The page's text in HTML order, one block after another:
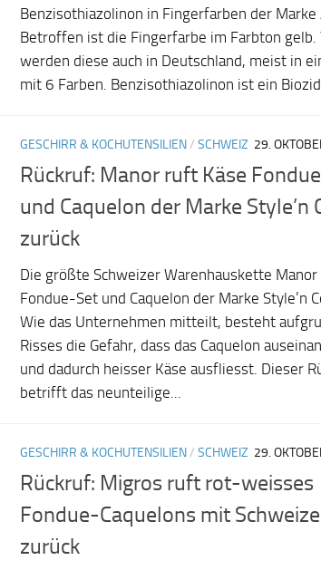
Benzisothiazolinon in Fingerfarben der Marke
Betroffen ist die Fingerfarbe im Farbton gelb.
werden diese auch in Deutschland, meist in
mit 6 Farben. Benzisothiazolinon ist ein
GESCHIRR & KOCHUTENSILIEN/ SCHWEIZ 29.
Rückruf: Manor ruft Käse
und Caquelon der Marke Style’n
zurück
Die größte Schweizer Warenhauskette
Fondue-Set und Caquelon der Marke Style’n
Wie das Unternehmen mitteilt, besteht
Risses die Gefahr, dass das Caquelon
und dadurch heisser Käse ausfliesst. Dieser
betrifft das neunteilige...
GESCHIRR & KOCHUTENSILIEN/ SCHWEIZ 29.
Rückruf: Migros ruft rot-weisses
Fondue-Caquelons mit
zurück